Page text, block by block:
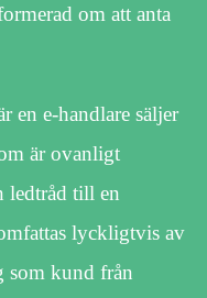
om att anta
en e-handlare säljer
är ovanligt
ledtråd till en
lyckligtvis av
som kund från